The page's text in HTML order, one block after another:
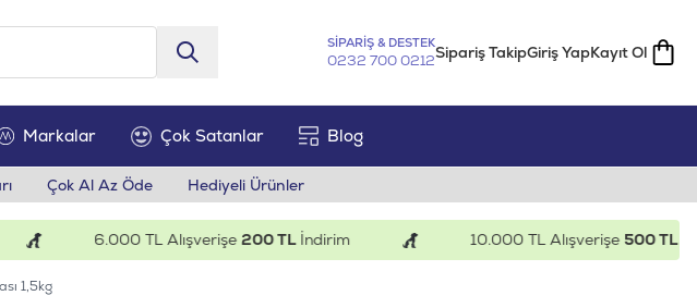
SİPARİŞ & DESTEK
0232 700 0212Sipariş TakipGiriş YapKayıt Ol
Markalar Çok Satanlar Blog
Çok Al Az Öde Hediyeli Ürünler
6.000 TL Alışverişe200 TLİndirim 10.000 TL Alışverişe500 TL
1,5kg